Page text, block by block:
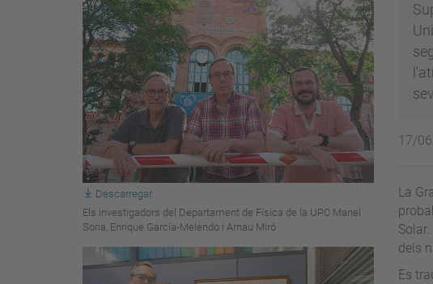
Descarregar
Els investigadors del Departament de Física de la UPC Manel
Soria, Enrique García-Melendo i Arnau Miró
17/
La
dels
Es